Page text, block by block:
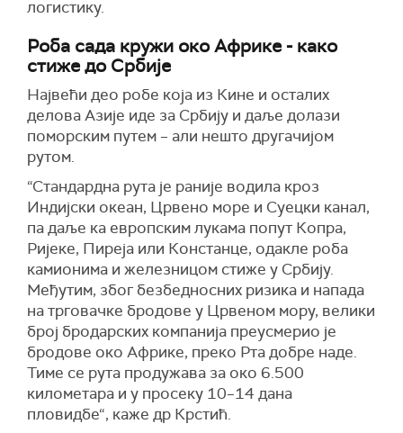
логистику.
Роба сада кружи око Африке - како
стиже до Србије
Највећи део робе која из Кине и осталих
делова Азије иде за Србију и даље долази
поморским путем – али нешто другачијом
рутом.
“Стандардна рута је раније водила кроз
Индијски океан, Црвено море и Суецки канал,
па даље ка европским лукама попут Копра,
Ријеке, Пиреја или Констанце, одакле роба
камионима и железницом стиже у Србију.
Међутим, због безбедносних ризика и напада
на трговачке бродове у Црвеном мору, велики
број бродарских компанија преусмерио је
бродове око Африке, преко Рта добре наде.
Тиме се рута продужава за око 6.500
километара и у просеку 10–14 дана
пловидбе“, каже др Крстић.